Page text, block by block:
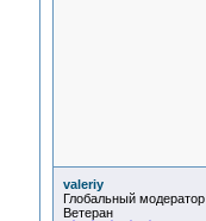
valeriy
Глобальный модератор
Ветеран